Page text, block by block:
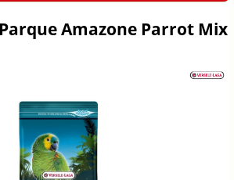
Amazone Parrot Mix